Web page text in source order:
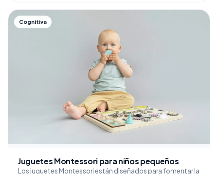
Cognitiva
Juguetes Montessori para niños pequeños
Los juguetes Montessori están diseñados para fomentar la